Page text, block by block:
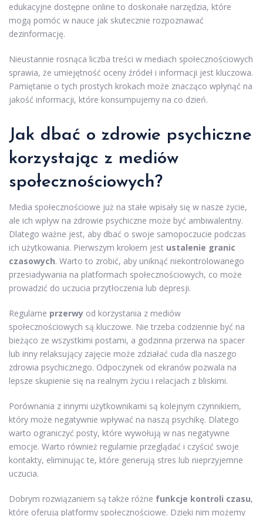
edukacyjne dostępne online to doskonałe narzędzia, które
mogą pomóc w nauce jak skutecznie rozpoznawać
dezinformację.
Nieustannie rosnąca liczba treści w mediach społecznościowych
sprawia, że umiejętność oceny źródeł i informacji jest kluczowa.
Pamiętanie o tych prostych krokach może znacząco wpłynąć na
jakość informacji, które konsumpujemy na co dzień.
Jak dbać o zdrowie psychiczne
korzystając z mediów
społecznościowych?
Media społecznościowe już na stałe wpisały się w nasze życie,
ale ich wpływ na zdrowie psychiczne może być ambiwalentny.
Dlatego ważne jest, aby dbać o swoje samopoczucie podczas
ich użytkowania. Pierwszym krokiem jest ustalenie granic
czasowych. Warto to zrobić, aby uniknąć niekontrolowanego
przesiadywania na platformach społecznościowych, co może
prowadzić do uczucia przytłoczenia lub depresji.
Regularne przerwy od korzystania z mediów
społecznościowych są kluczowe. Nie trzeba codziennie być na
bieżąco ze wszystkimi postami, a godzinna przerwa na spacer
lub inny relaksujący zajęcie może zdziałać cuda dla naszego
zdrowia psychicznego. Odpoczynek od ekranów pozwala na
lepsze skupienie się na realnym życiu i relacjach z bliskimi.
Porównania z innymi użytkownikami są kolejnym czynnikiem,
który może negatywnie wpływać na naszą psychikę. Dlatego
warto ograniczyć posty, które wywołują w nas negatywne
emocje. Warto również regularnie przeglądać i czyścić swoje
kontakty, eliminując te, które generują stres lub nieprzyjemne
uczucia.
Dobrym rozwiązaniem są także różne funkcje kontroli czasu,
które oferują platformy społecznościowe. Dzięki nim możemy